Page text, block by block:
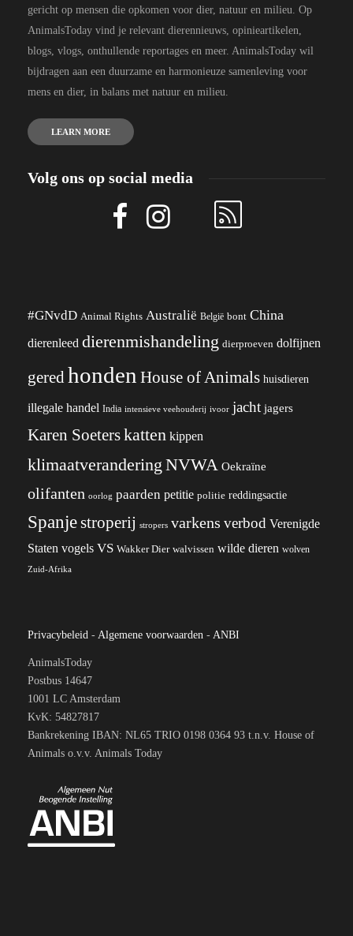
gericht op mensen die opkomen voor dier, natuur en milieu. Op
AnimalsToday vind je relevant dierennieuws, opinieartikelen,
blogs, vlogs, onthullende reportages en meer. AnimalsToday wil
bijdragen aan een duurzame en harmonieuze samenleving voor
mens en dier, in balans met natuur en milieu.
LEARN MORE
Volg ons op social media
#GNvdD Animal Rights Australië België bont China
dierenleed dierenmishandeling dierproeven dolfijnen
geredhonden House of Animals huisdieren
illegale handel India intensieve veehouderij ivoor jacht jagers
Karen Soeterskatten kippen
klimaatverandering NVWA Oekraïne
olifanten oorlog paarden petitie politie reddingsactie
Spanjestroperij stropers varkens verbod Verenigde
Staten vogels VS Wakker Dier walvissen wilde dieren wolven
Zuid-Afrika
Privacybeleid - Algemene voorwaarden - ANBI
AnimalsToday
Postbus 14647
1001 LC Amsterdam
KvK: 54827817
Bankrekening IBAN: NL65 TRIO 0198 0364 93 t.n.v. House of
Animals o.v.v. Animals Today